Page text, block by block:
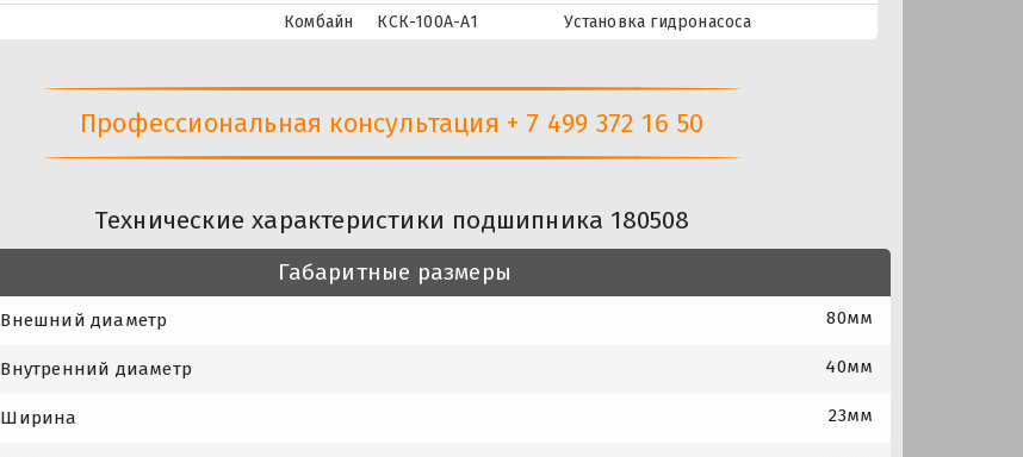
Комбайн
КСК-100А-А1 Установка гидронасоса
Профессиональная консультация + 7 499 372 16 50
Технические характеристики подшипника 180508
Габаритные размеры
Внешний диаметр 80мм
Внутренний диаметр 40мм
Ширина 23мм